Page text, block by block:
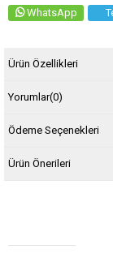
WhatsApp
Ürün Özellikleri
Yorumlar(0)
Ödeme Seçenekleri
Ürün Önerileri